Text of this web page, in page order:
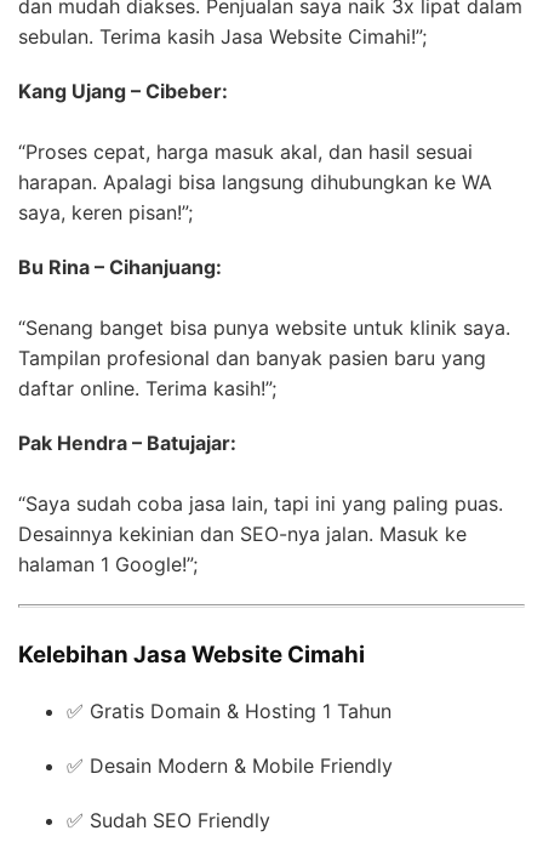
dan mudah diakses. Penjualan saya naik 3x lipat dalam
sebulan. Terima kasih Jasa Website Cimahi!”;
Kang Ujang – Cibeber:
“Proses cepat, harga masuk akal, dan hasil sesuai
harapan. Apalagi bisa langsung dihubungkan ke WA
saya, keren pisan!”;
Bu Rina – Cihanjuang:
“Senang banget bisa punya website untuk klinik saya.
Tampilan profesional dan banyak pasien baru yang
daftar online. Terima kasih!”;
Pak Hendra – Batujajar:
“Saya sudah coba jasa lain, tapi ini yang paling puas.
Desainnya kekinian dan SEO-nya jalan. Masuk ke
halaman 1 Google!”;
Kelebihan Jasa Website Cimahi
✅ Gratis Domain & Hosting 1 Tahun
✅ Desain Modern & Mobile Friendly
✅ Sudah SEO Friendly